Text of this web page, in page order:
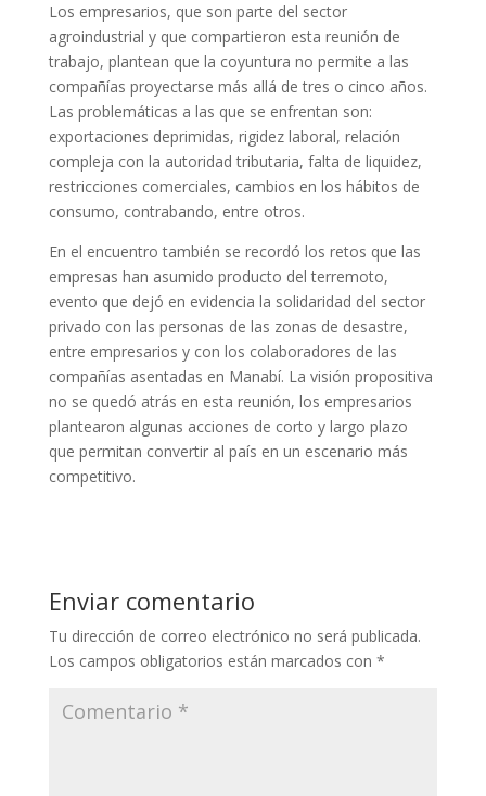
Los empresarios, que son parte del sector
agroindustrial y que compartieron esta reunión de
trabajo, plantean que la coyuntura no permite a las
compañías proyectarse más allá de tres o cinco años.
Las problemáticas a las que se enfrentan son:
exportaciones deprimidas, rigidez laboral, relación
compleja con la autoridad tributaria, falta de liquidez,
restricciones comerciales, cambios en los hábitos de
consumo, contrabando, entre otros.
En el encuentro también se recordó los retos que las
empresas han asumido producto del terremoto,
evento que dejó en evidencia la solidaridad del sector
privado con las personas de las zonas de desastre,
entre empresarios y con los colaboradores de las
compañías asentadas en Manabí. La visión propositiva
no se quedó atrás en esta reunión, los empresarios
plantearon algunas acciones de corto y largo plazo
que permitan convertir al país en un escenario más
competitivo.
Enviar comentario
Tu dirección de correo electrónico no será publicada.
Los campos obligatorios están marcados con *